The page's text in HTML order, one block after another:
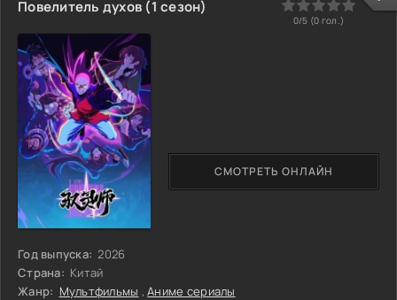
изобретательнее. Там, где другие полагались на грубую силу,
он находил лазейку, обманный манёвр, неожиданный
Повелитель духов (1 сезон)
Год выпуска: 2026
Страна: Китай
Жанр: Мультфильмы ,Аниме сериалы
СМОТРЕТЬ ОНЛАЙН
0 4 5
0/5 (0 гол.)